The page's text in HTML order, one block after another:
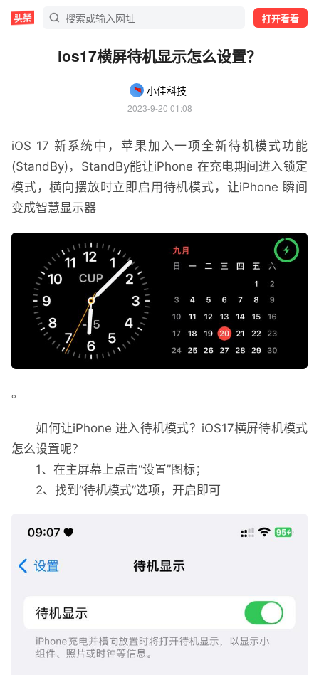
打开看看
ios17横屏待机显示怎么设置？
小佳科技
2023-9-20 01:08
iOS 17 新系统中，苹果加入一项全新待机模式功能
(StandBy)，StandBy能让iPhone 在充电期间进入锁定
模式，横向摆放时立即启用待机模式，让iPhone 瞬间
变成智慧显示器
。
如何让iPhone 进入待机模式？iOS17横屏待机模式
怎么设置呢？
1、在主屏幕上点击“设置”图标；
2、找到“待机模式”选项，开启即可